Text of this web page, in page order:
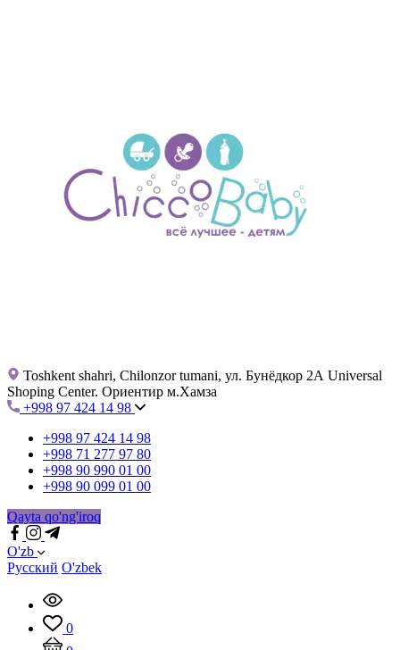
Toshkent shahri, Chilonzor tumani, ул. Бунёдкор 2А Universal
Shoping Center. Ориентир м.Хамза
+998 97 424 14 98
+998 97 424 14 98
+998 71 277 97 80
+998 90 990 01 00
+998 90 099 01 00
Qayta qo'ng'iroq
O'zb
Русский O'zbek
0